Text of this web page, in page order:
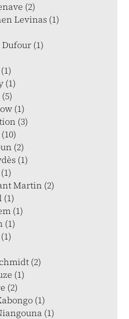
(2)
Levinas (1)
(1)
(1)
(1)
(3)
(2)
(1)
Martin (2)
(1)
(1)
(1)
(2)
(1)
(2)
(1)
(1)